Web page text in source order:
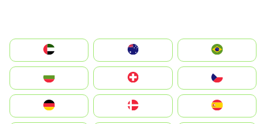
الإمارات العربية المتحدة
Switzerland
Deutschland